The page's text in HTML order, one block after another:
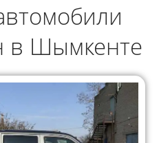
в Шымкенте